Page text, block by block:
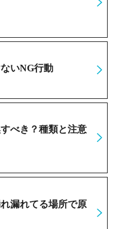
いNG行動
べき？種類と注意
漏れてる場所で原